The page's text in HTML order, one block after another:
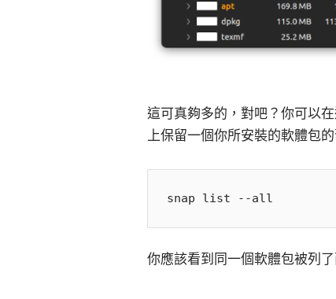
這可真夠多的，對吧？你可以
上保留一個你所安裝的軟體包
你應該看到同一個軟體包被列